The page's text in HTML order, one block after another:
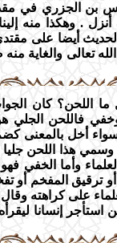
بن الجزري في
أنزل . وهكذا منه
أيضا على
تعالى والغاية
اللحن؟ كان
فاللحن الجلي
أخل بالمعنى
هذا اللحن جليا
وأما الخفي فهو
ترقيق المفخم أو
على كراهته
إنسانا ليقرأه